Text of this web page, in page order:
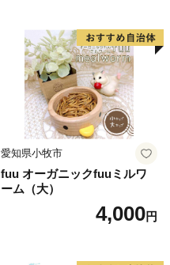
愛知県小牧市
fuu オーガニックfuuミルワ
ーム（大）
4,000円